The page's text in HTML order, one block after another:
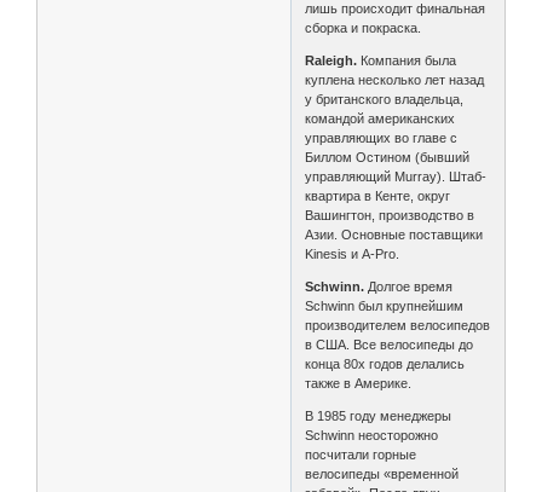
лишь происходит финальная
сборка и покраска.
Raleigh. Компания была
куплена несколько лет назад
у британского владельца,
командой американских
управляющих во главе с
Биллом Остином (бывший
управляющий Murray). Штаб-
квартира в Кенте, округ
Вашингтон, производство в
Азии. Основные поставщики
Kinesis и A-Pro.
Schwinn. Долгое время
Schwinn был крупнейшим
производителем велосипедов
в США. Все велосипеды до
конца 80х годов делались
также в Америке.
В 1985 году менеджеры
Schwinn неосторожно
посчитали горные
велосипеды «временной